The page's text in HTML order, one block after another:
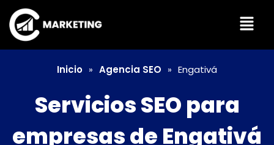
Menú
Inicio » Agencia SEO » Engativá
Servicios SEO para
empresas de Engativá